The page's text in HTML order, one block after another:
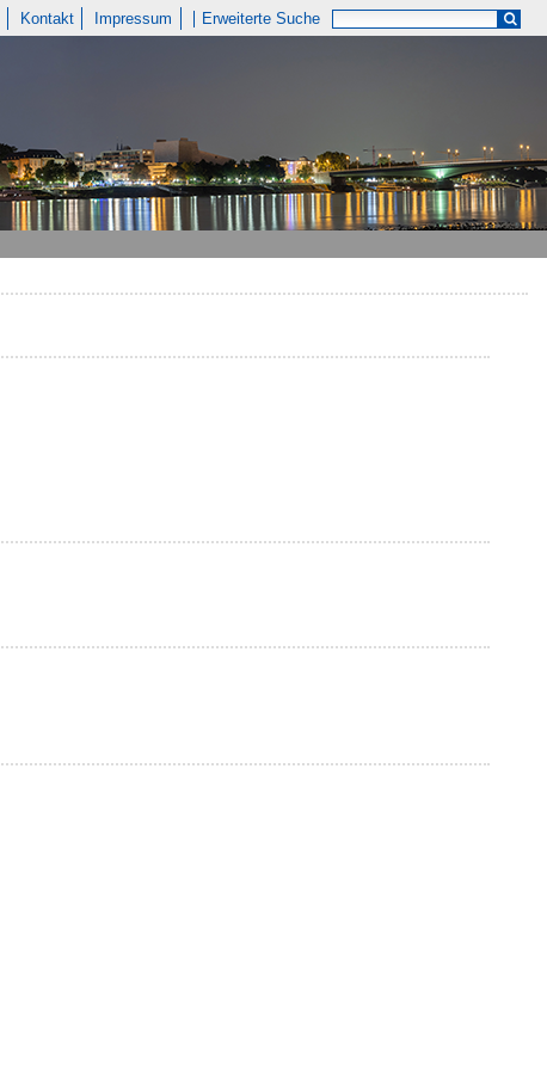
Kontakt Impressum Erweiterte Suche